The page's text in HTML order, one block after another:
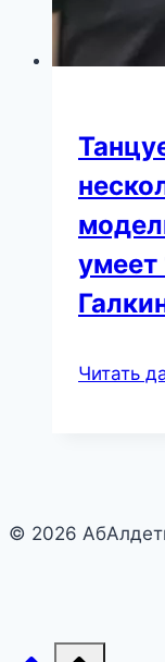
умеет
Читать
© 2026